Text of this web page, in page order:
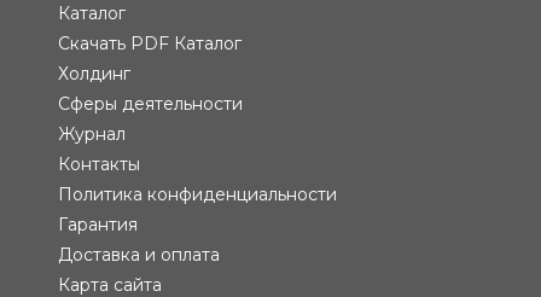
Каталог
Скачать PDF Каталог
Холдинг
Сферы деятельности
Журнал
Контакты
Политика конфиденциальности
Гарантия
Доставка и оплата
Карта сайта